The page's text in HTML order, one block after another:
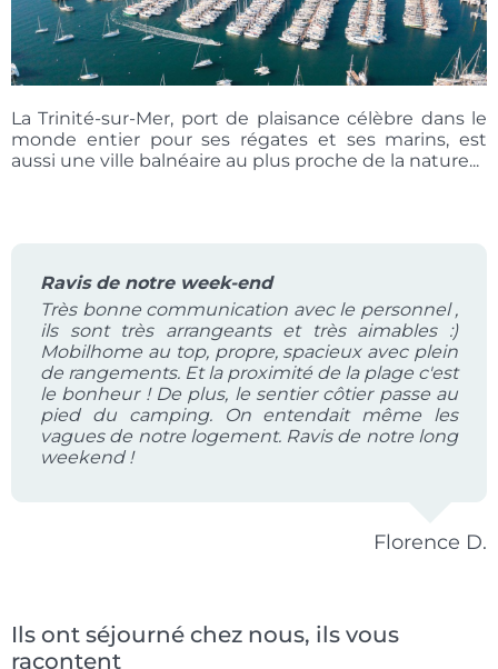
La Trinité-sur-Mer, port de plaisance célèbre dans le
monde entier pour ses régates et ses marins, est
aussi une ville balnéaire au plus proche de la nature...
Ravis de notre week-end
Très bonne communication avec le personnel ,
ils sont très arrangeants et très aimables :)
Mobilhome au top, propre, spacieux avec plein
de rangements. Et la proximité de la plage c'est
le bonheur ! De plus, le sentier côtier passe au
pied du camping. On entendait même les
vagues de notre logement. Ravis de notre long
weekend !
Florence D.
Ils ont séjourné chez nous, ils vous
racontent